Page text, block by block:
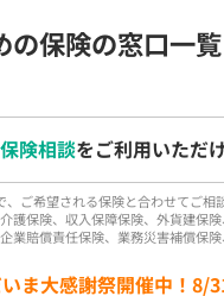
の保険の窓口一覧
険相談をご利用いただ
ご希望される保険と合わせてご相
護保険、収入保障保険、外貨建保
業賠償責任保険、業務災害補償保
ま大感謝祭開催中！8/